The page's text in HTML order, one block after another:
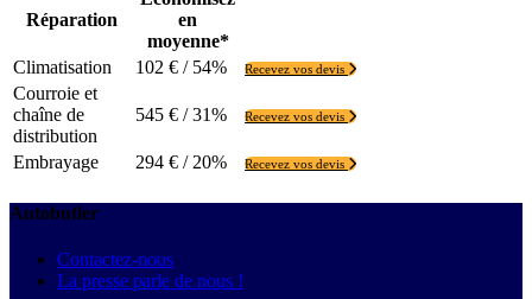
Réparation
en
moyenne*
Climatisation
102 € / 54% Recevez vos devis
Courroie et
chaîne de
distribution
545 € / 31% Recevez vos devis
Embrayage 294 € / 20% Recevez vos devis
Autobutler
Contactez-nous
La presse parle de nous !